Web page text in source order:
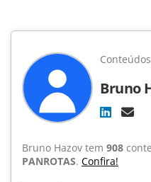
Bruno
Bruno Hazov tem 908
PANROTAS. Confira!